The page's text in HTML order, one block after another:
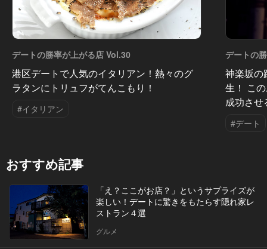
デートの勝率が上がる店 Vol.30
港区デートで人気のイタリアン！熱々のグ
ラタンにトリュフがてんこもり！
#イタリアン
デートの
神楽坂の
生！ こ
成功させ
#デート
おすすめ記事
「え？ここがお店？」というサプライズが
楽しい！デートに驚きをもたらす隠れ家レ
ストラン４選
グルメ